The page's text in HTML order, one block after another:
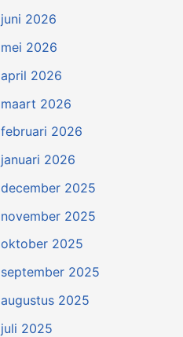
juni 2026
mei 2026
april 2026
maart 2026
februari 2026
januari 2026
december 2025
november 2025
oktober 2025
september 2025
augustus 2025
juli 2025